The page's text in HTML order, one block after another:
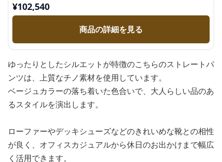
¥102,540
商品の詳細を見る
ゆったりとしたシルエットが特徴のこちらのストレートパ
ンツは、上質なチノ素材を使用しています。
ベージュカラーの落ち着いた色合いで、大人らしい品のあ
るスタイルを演出します。
ローファーやデッキシューズなどのきれいめな靴との相性
が良く、オフィスカジュアルから休日のお出かけまで幅広
く活用できます。